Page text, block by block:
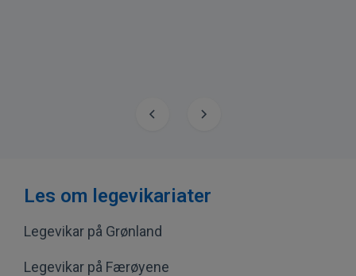
Les om legevikariater
Legevikar på Grønland
Legevikar på Færøyene